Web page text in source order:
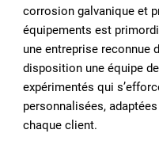
corrosion galvanique et
équipements est
une entreprise reconnue
disposition une équipe
expérimentés qui
personnalisées,
chaque client.